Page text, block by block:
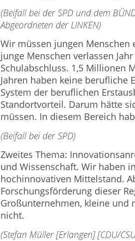
(Beifall bei der SPD und dem
Abgeordneten der LINKEN)
Wir müssen jungen Menschen
junge Menschen verlassen
Schulabschluss. 1,5 Millionen
Jahren haben keine berufliche
System der beruflichen
Standortvorteil. Darum hätte
müssen. In diesem Bereich
(Beifall bei der SPD)
Zweites Thema:
und Wissenschaft. Wir haben
hochinnovativen Mittelstand.
Forschungsförderung dieser
Großunternehmen, kleine und
nicht.
(Stefan Müller [Erlangen] [CDU/